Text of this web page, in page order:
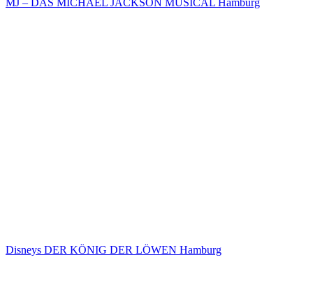
MJ – DAS MICHAEL JACKSON MUSICAL Hamburg
Disneys DER KÖNIG DER LÖWEN Hamburg